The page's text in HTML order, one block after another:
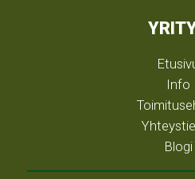
Info
Blogi